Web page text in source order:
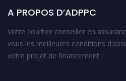
A PROPOS D’ADPPC
Votre courtier conseiller en
vous les meilleures conditions
votre projet de financement !